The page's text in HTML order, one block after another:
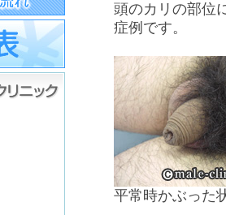
頭のカリの部位
症例です。
平常時かぶった